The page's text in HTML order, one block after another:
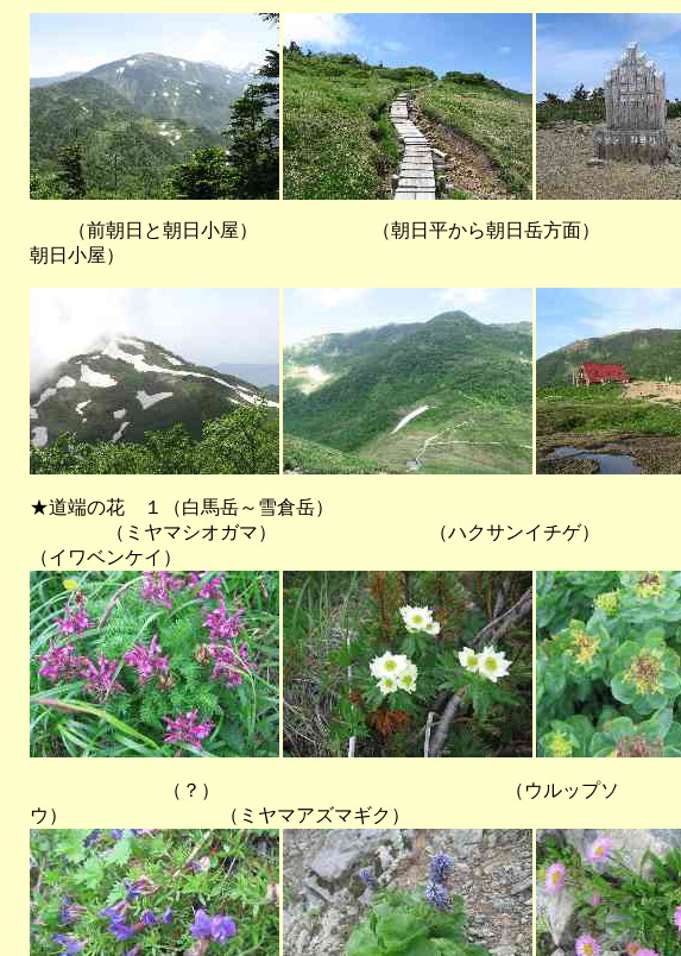
（前朝日と朝日小屋） （朝日平から朝日岳方面）
朝日小屋）
★道端の花 １（白馬岳～雪倉岳）
（ミヤマシオガマ） （ハクサンイ
（イワベンケイ）
（？） （ウルップソ
ウ） （ミヤマアズマギク）